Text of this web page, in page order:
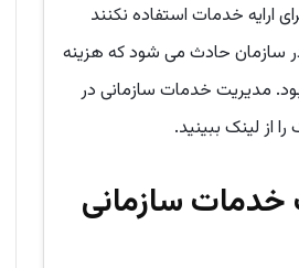
ارایه خدمات استفاده نکنند
سازمان حادث می شود که هزینه
مدیریت خدمات سازمانی در
از لینک ببینید.
خدمات سازمانی